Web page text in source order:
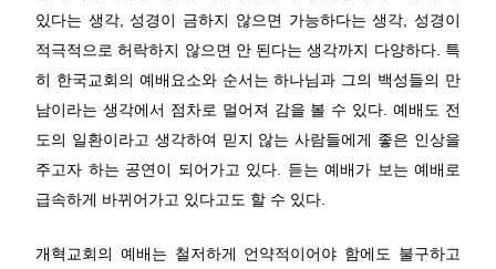
있다는 생각, 성경이 금하지 않으면 가능하다는 생각, 성경이
적극적으로 허락하지 않으면 안 된다는 생각까지 다양하다. 특
히 한국교회의 예배요소와 순서는 하나님과 그의 백성들의 만
남이라는 생각에서 점차로 멀어져 감을 볼 수 있다. 예배도 전
도의 일환이라고 생각하여 믿지 않는 사람들에게 좋은 인상을
주고자 하는 공연이 되어가고 있다. 듣는 예배가 보는 예배로
급속하게 바뀌어가고 있다고도 할 수 있다.
개혁교회의 예배는 철저하게 언약적이어야 함에도 불구하고